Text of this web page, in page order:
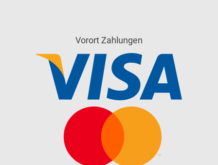
Vorort Zahlungen